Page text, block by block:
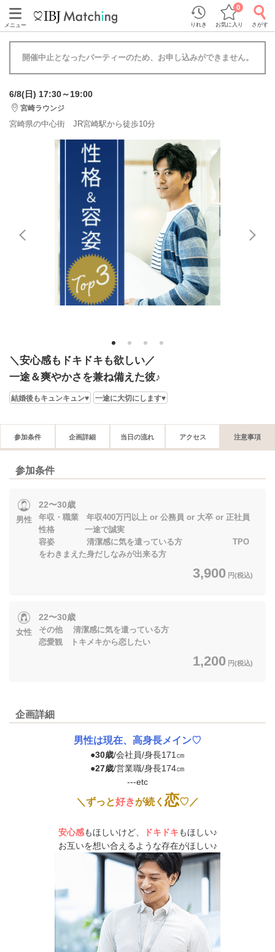
メニュー りれき お気に入り
0
さがす
開催中止となったパーティーのため、お申し込みができません。
6/8(日) 17:30～19:00
宮崎ラウンジ
宮崎県の中心街 JR宮崎駅から徒歩10分
1 2 3 4
＼安心感もドキドキも欲しい／
一途＆爽やかさを兼ね備えた彼♪
結婚後もキュンキュン♥ 一途に大切にします♥
参加条件 企画詳細 当日の流れ アクセス 注意事項
参加条件
男性
22〜30歳
年収・職業 年収400万円以上 or 公務員 or 大卒 or 正社員
性格 一途で誠実
容姿 清潔感に気を遣っている方 TPO
をわきまえた身だしなみが出来る方
3,900 円(税込)
女性
22〜30歳
その他 清潔感に気を遣っている方
恋愛観 トキメキから恋したい
1,200 円(税込)
企画詳細
男性は現在、高身長メイン♡
●30歳/会社員/身長171㎝
●27歳/営業職/身長174㎝
---etc
＼ずっと好きが続く 恋♡／
安心感もほしいけど、 ドキドキもほしい♪
お互いを想い合えるような存在がほしい♪